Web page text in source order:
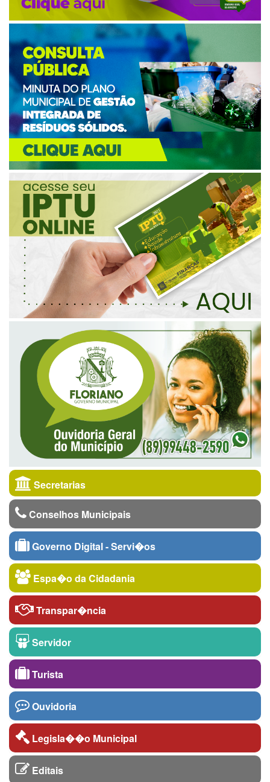
Secretarias
Conselhos Municipais
Governo Digital - Servi�os
Espa�o da Cidadania
Transpar�ncia
Servidor
Turista
Ouvidoria
Legisla��o Municipal
Editais